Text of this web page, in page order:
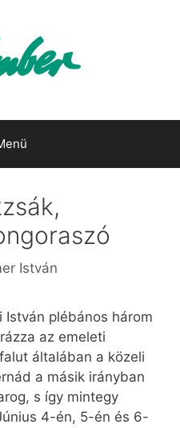
István
plébános három
az emeleti
általában a közeli
a másik irányban
s így mintegy
4-én, 5-én és 6-